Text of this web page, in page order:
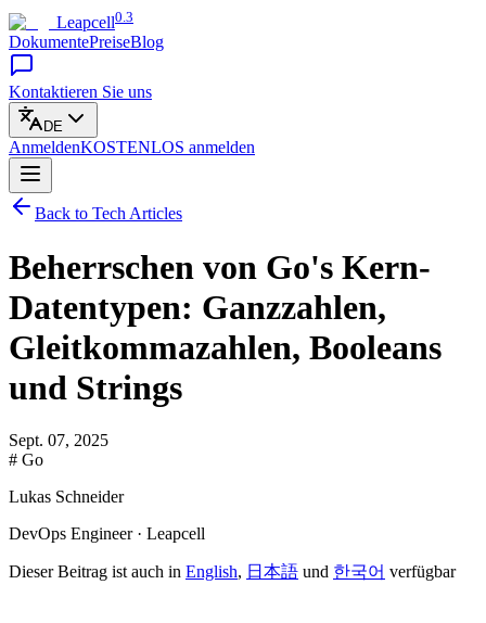
Leapcell0.3
DokumentePreiseBlog
Kontaktieren Sie uns
DE
AnmeldenKOSTENLOS anmelden
Back to Tech Articles
Beherrschen von Go's Kern-
Datentypen: Ganzzahlen,
Gleitkommazahlen, Booleans
und Strings
Sept. 07, 2025
# Go
Lukas Schneider
DevOps Engineer · Leapcell
Dieser Beitrag ist auch in English, 日本語 und 한국어 verfügbar